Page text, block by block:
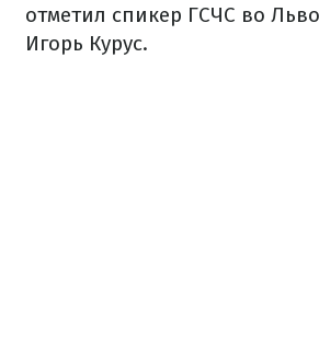
отметил спикер ГСЧС во
Игорь Курус.